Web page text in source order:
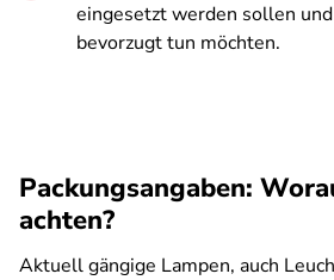
eingesetzt werden sollen
bevorzugt tun möchten.
Packungsangaben:
achten?
Aktuell gängige Lampen, auch